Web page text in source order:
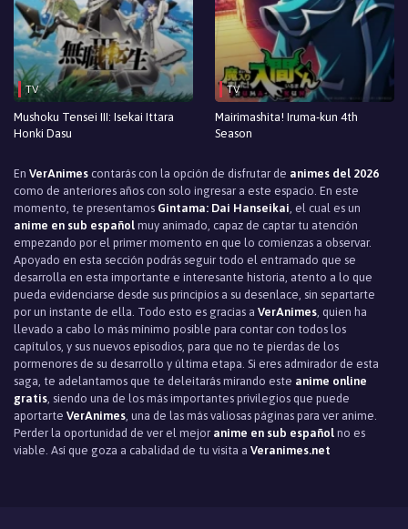
TV
Mushoku Tensei III: Isekai Ittara
Honki Dasu
TV
Mairimashita! Iruma-kun 4th
Season
En VerAnimes contarás con la opción de disfrutar de animes del 2026
como de anteriores años con solo ingresar a este espacio. En este
momento, te presentamos Gintama: Dai Hanseikai , el cual es un
anime en sub español muy animado, capaz de captar tu atención
empezando por el primer momento en que lo comienzas a observar.
Apoyado en esta sección podrás seguir todo el entramado que se
desarrolla en esta importante e interesante historia, atento a lo que
pueda evidenciarse desde sus principios a su desenlace, sin separtarte
por un instante de ella. Todo esto es gracias a VerAnimes , quien ha
llevado a cabo lo más mínimo posible para contar con todos los
capítulos, y sus nuevos episodios, para que no te pierdas de los
pormenores de su desarrollo y última etapa. Si eres admirador de esta
saga, te adelantamos que te deleitarás mirando este anime online
gratis , siendo una de los más importantes privilegios que puede
aportarte VerAnimes , una de las más valiosas páginas para ver anime.
Perder la oportunidad de ver el mejor anime en sub español no es
viable. Así que goza a cabalidad de tu visita a Veranimes.net